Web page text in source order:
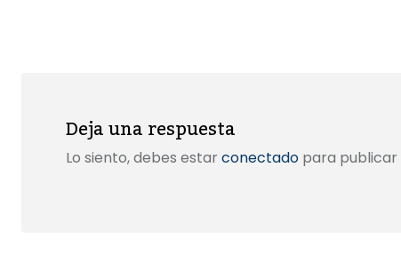
Deja una respuesta
Lo siento, debes estar conectado para